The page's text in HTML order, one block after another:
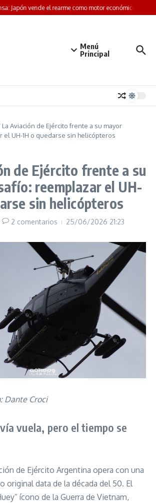
Japón vende el rearme como motor económico
Menú
Principal
La Aviación de Ejército frente a su mayor
el UH-1H o quedarse sin helicópteros
de Ejército frente a su
reemplazar el UH-
sin helicópteros
2 comentarios 25/06/2026 21:23
Dante Croci
vuela, pero el tiempo se
de Ejército Argentina opera con una
original data de la década del 50. El
ícono de la Guerra de Vietnam,